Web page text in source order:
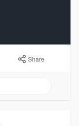
Share